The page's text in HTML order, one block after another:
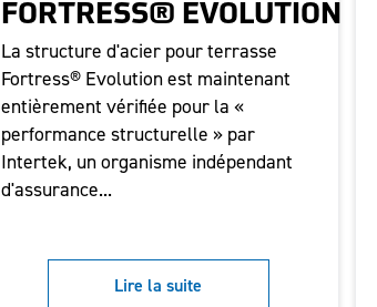
FORTRESS® EVOLUTION
La structure d'acier pour terrasse
Fortress® Evolution est maintenant
entièrement vérifiée pour la «
performance structurelle » par
Intertek, un organisme indépendant
d'assurance...
Lire la suite